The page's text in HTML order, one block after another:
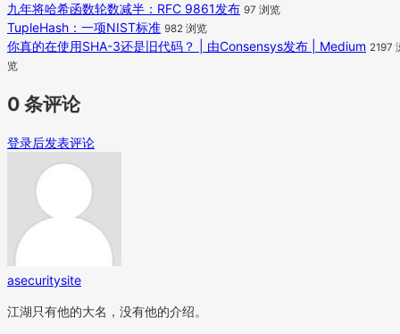
九年将哈希函数轮数减半：RFC 9861发布 97 浏览
TupleHash：一项NIST标准 982 浏览
你真的在使用SHA-3还是旧代码？ | 由Consensys发布 | Medium 2197
览
0 条评论
登录后发表评论
asecuritysite
江湖只有他的大名，没有他的介绍。